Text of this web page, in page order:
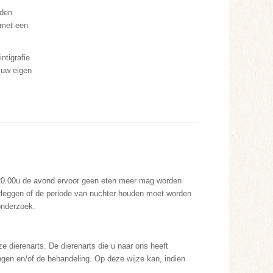
een
eigen
de avond ervoor geen eten meer mag worden
of de periode van nuchter houden moet worden
dierenarts. De dierenarts die u naar ons heeft
en/of de behandeling. Op deze wijze kan, indien